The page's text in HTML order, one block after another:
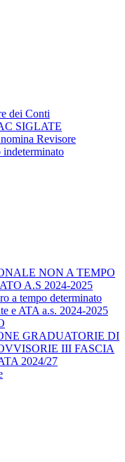
dei Conti
SIGLATE
Revisore
indeterminato
NON A TEMPO
A.S 2024-2025
a tempo determinato
e ATA a.s. 2024-2025
GRADUATORIE DI
III FASCIA
2024/27